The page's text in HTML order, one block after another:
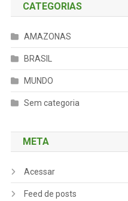
CATEGORIAS
AMAZONAS
BRASIL
MUNDO
Sem categoria
META
Acessar
Feed de posts